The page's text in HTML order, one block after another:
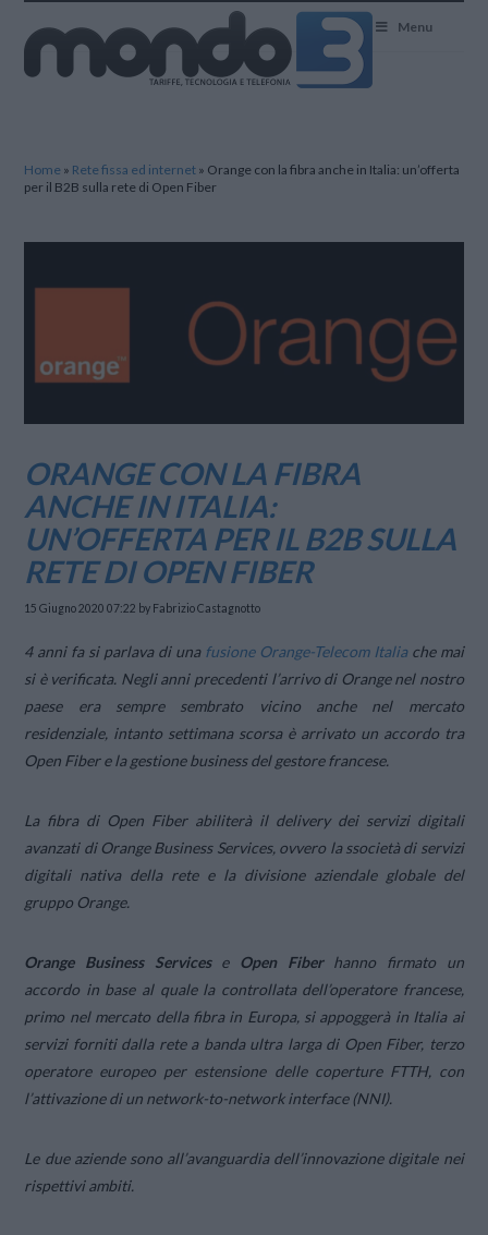
Menu
Home » Rete fissa ed internet » Orange con la fibra anche in Italia: un’offerta
per il B2B sulla rete di Open Fiber
ORANGE CON LA FIBRA
ANCHE IN ITALIA:
UN’OFFERTA PER IL B2B SULLA
RETE DI OPEN FIBER
15 Giugno 2020 07:22 by Fabrizio Castagnotto
4 anni fa si parlava di una fusione Orange-Telecom Italiache mai
si è verificata. Negli anni precedenti l’arrivo di Orange nel nostro
paese era sempre sembrato vicino anche nel mercato
residenziale, intanto settimana scorsa è arrivato un accordo tra
Open Fiber e la gestione business del gestore francese.
La fibra di Open Fiber abiliterà il delivery dei servizi digitali
avanzati di Orange Business Services, ovvero la ssocietà di servizi
digitali nativa della rete e la divisione aziendale globale del
gruppo Orange.
Orange Business Servicese Open Fiberhanno firmato un
accordo in base al quale la controllata dell’operatore francese,
primo nel mercato della fibra in Europa, si appoggerà in Italia ai
servizi forniti dalla rete a banda ultra larga di Open Fiber, terzo
operatore europeo per estensione delle coperture FTTH, con
l’attivazione di un network-to-network interface (NNI).
Le due aziende sono all’avanguardia dell’innovazione digitale nei
rispettivi ambiti.